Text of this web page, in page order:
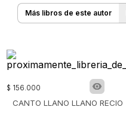
Más libros de este autor
$ 156.000
CANTO LLANO LLANO RECIO